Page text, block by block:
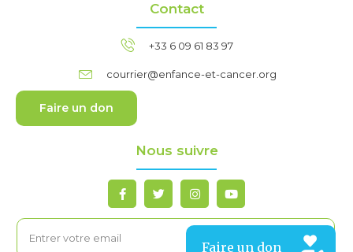
Contact
+33 6 09 61 83 97
courrier@enfance-et-cancer.org
Faire un don
Nous suivre